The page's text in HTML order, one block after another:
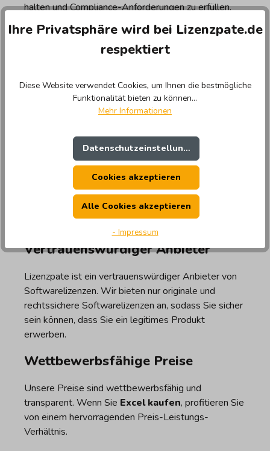
halten und Compliance-Anforderungen zu erfüllen.
Skalierbarkeit und Flexibilität
ihre wachsenden Bedürfnisse anpassen. Mit der
Unterstützung von Cloud-Diensten und der
Kompatibilität mit einer Vielzahl von
Geschäftsanwendungen können Unternehmen ihre
IT-Ressourcen effizient verwalten.
Excel kaufen bei Lizenzpate: Das
bieten wir unseren Kunden
Vertrauenswürdiger Anbieter
Lizenzpate ist ein vertrauenswürdiger Anbieter von
Softwarelizenzen. Wir bieten nur originale und
rechtssichere Softwarelizenzen an, sodass Sie sicher
sein können, dass Sie ein legitimes Produkt
erwerben.
Wettbewerbsfähige Preise
Unsere Preise sind wettbewerbsfähig und
transparent. Wenn Sie Excel kaufen, profitieren Sie
von einem hervorragenden Preis-Leistungs-
Verhältnis.
Ihre Privatsphäre wird bei Lizenzpate.de
respektiert
Diese Website verwendet Cookies, um Ihnen die bestmögliche
Funktionalität bieten zu können...
Mehr Informationen
Datenschutzeinstellungen
Cookies akzeptieren
Alle Cookies akzeptieren
- Impressum